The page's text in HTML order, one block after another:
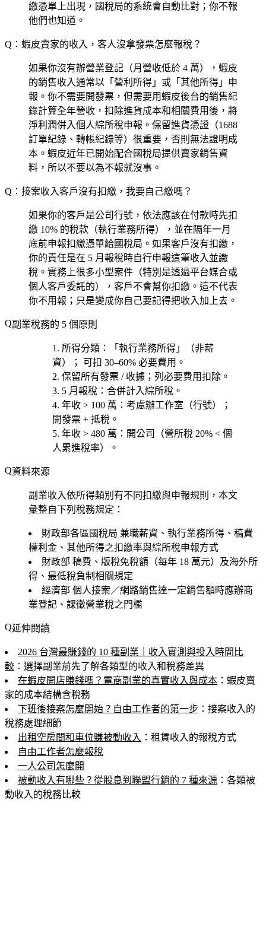
繳憑單上出現，國稅局的系統會自動比對；你不報
他們也知道。
Q：蝦皮賣家的收入，客人沒拿發票怎麼報稅？
如果你沒有辦營業登記（月營收低於 4 萬），蝦皮
的銷售收入通常以「營利所得」或「其他所得」申
報。你不需要開發票，但需要用蝦皮後台的銷售紀
錄計算全年營收，扣除進貨成本和相關費用後，將
淨利潤併入個人綜所稅申報。保留進貨憑證（1688
訂單紀錄、轉帳紀錄等）很重要，否則無法證明成
本。蝦皮近年已開始配合國稅局提供賣家銷售資
料，所以不要以為不報就沒事。
Q：接案收入客戶沒有扣繳，我要自己繳嗎？
如果你的客戶是公司行號，依法應該在付款時先扣
繳 10% 的稅款（執行業務所得），並在隔年一月
底前申報扣繳憑單給國稅局。如果客戶沒有扣繳，
你的責任是在 5 月報稅時自行申報這筆收入並繳
稅。實務上很多小型案件（特別是透過平台媒合或
個人客戶委託的），客戶不會幫你扣繳。這不代表
你不用報；只是變成你自己要記得把收入加上去。
副業稅務的 5 個原則
所得分類 ：「執行業務所得」（非薪
資）； 可扣 30–60% 必要費用。
保留所有發票 / 收據 ；列必要費用扣除。
5 月報稅 ：合併計入綜所稅。
年收 > 100 萬 ：考慮辦工作室（行號）；
開發票 + 抵稅。
年收 > 480 萬 ：開公司（營所稅 20% < 個
人累進稅率）。
資料來源
副業收入依所得類別有不同扣繳與申報規則，本文
彙整自下列稅務規定：
財政部各區國稅局 兼職薪資、執行業務所得、稿費
權利金、其他所得之扣繳率與綜所稅申報方式
財政部 稿費、版稅免稅額（每年 18 萬元）及海外所
得、最低稅負制相關規定
經濟部 個人接案／網路銷售達一定銷售額時應辦商
業登記、課徵營業稅之門檻
延伸閱讀
2026 台灣最賺錢的 10 種副業｜收入實測與投入時間比
較 ：選擇副業前先了解各類型的收入和稅務差異
在蝦皮開店賺錢嗎？電商副業的真實收入與成本 ：蝦皮賣
家的成本結構含稅務
下班後接案怎麼開始？自由工作者的第一步 ：接案收入的
稅務處理細節
出租空房間和車位賺被動收入 ：租賃收入的報稅方式
自由工作者怎麼報稅
一人公司怎麼開
被動收入有哪些？從股息到聯盟行銷的 7 種來源 ：各類被
動收入的稅務比較